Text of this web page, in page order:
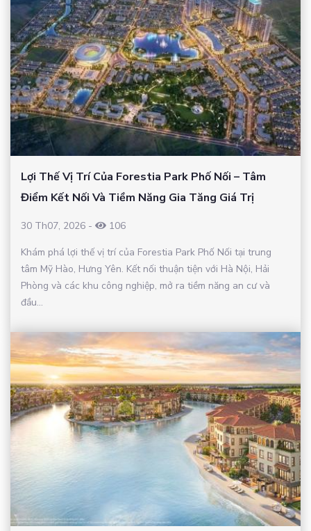
Lợi Thế Vị Trí Của Forestia Park Phố Nối – Tâm
Điểm Kết Nối Và Tiềm Năng Gia Tăng Giá Trị
30 Th07, 2026 -
106
Khám phá lợi thế vị trí của Forestia Park Phố Nối tại trung
tâm Mỹ Hào, Hưng Yên. Kết nối thuận tiện với Hà Nội, Hải
Phòng và các khu công nghiệp, mở ra tiềm năng an cư và
đầu...